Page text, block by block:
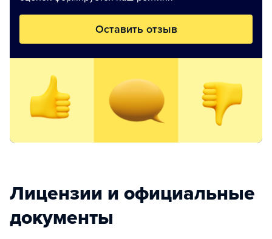
Оставить отзыв
Лицензии и официальные
документы